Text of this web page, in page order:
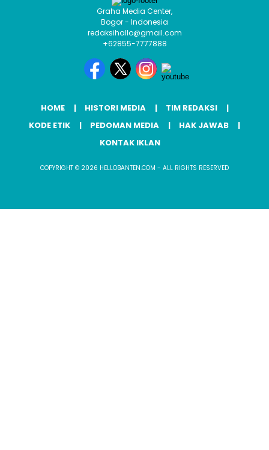
Graha Media Center,
Bogor - Indonesia
redaksihallo@gmail.com
+62855-7777888
HOME HISTORI MEDIA
TIM REDAKSI
KODE ETIK
PEDOMAN MEDIA
HAK JAWAB
KONTAK IKLAN
COPYRIGHT © 2026 HELLOBANTEN.COM - ALL RIGHTS RESERVED